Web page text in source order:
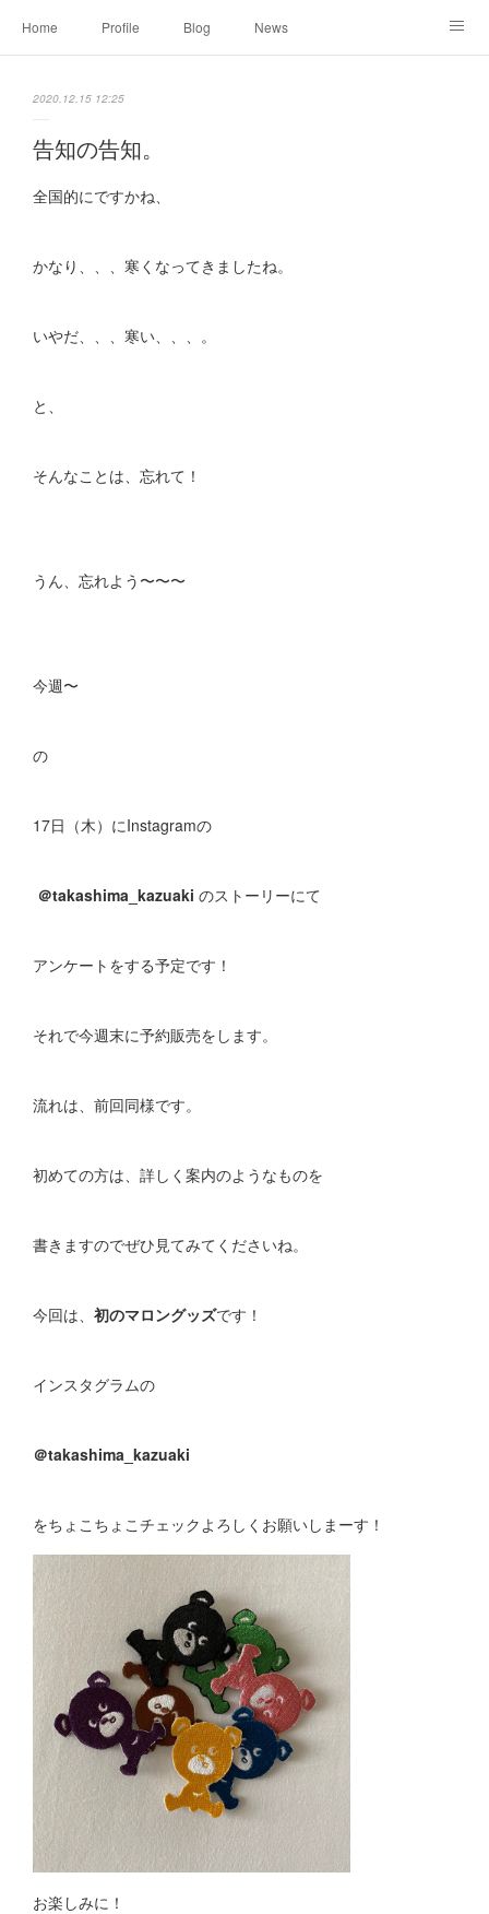
Home Profile Blog News
2020.12.15 12:25
告知の告知。
全国的にですかね、
かなり、、、寒くなってきましたね。
いやだ、、、寒い、、、。
と、
そんなことは、忘れて！
うん、忘れよう〜〜〜
今週〜
の
17日（木）にInstagramの
＠takashima_kazuaki のストーリーにて
アンケートをする予定です！
それで今週末に予約販売をします。
流れは、前回同様です。
初めての方は、詳しく案内のようなものを
書きますのでぜひ見てみてくださいね。
今回は、 初のマロングッズです！
インスタグラムの
＠takashima_kazuaki
をちょこちょこチェックよろしくお願いしまーす！
お楽しみに！